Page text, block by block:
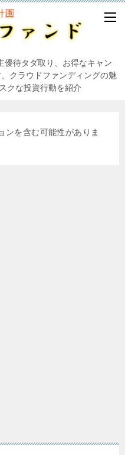
優待タダ取り、お得なキャン
クラウドファンディングの魅
クな投資行動を紹介
ンを含む可能性がありま